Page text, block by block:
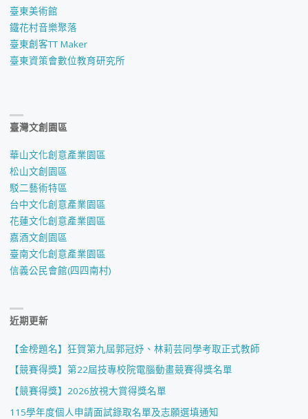
臺東美術館
鐵花村音樂聚落
臺東創客TT Maker
臺東資策會數位教育研究所
臺灣文創園區
華山文化創意產業園區
松山文創園區
駁二藝術特區
台中文化創意產業園區
花蓮文化創意產業園區
嘉酒文創園區
臺南文化創意產業園區
信義公民會館(四四南村)
近期更新
【金榜題名】狂賀第九屆郭冠妤、林莉芸同學考取正式教師
【競賽得獎】第22屆技專校院電腦動畫競賽得獎名單
【競賽得獎】2026放視大賞得獎名單
115學年度個人申請面試錄取名單及志願選填通知